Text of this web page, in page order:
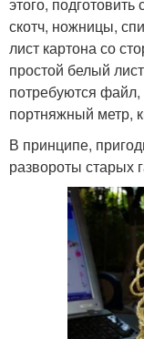
этого,
скотч, ножницы,
лист картона со
простой белый
потребуются файл,
портняжный метр,
В принципе,
развороты старых